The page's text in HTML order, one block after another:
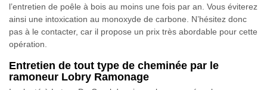
l’entretien de poêle à bois au moins une fois par an. Vous éviterez
ainsi une intoxication au monoxyde de carbone. N’hésitez donc
pas à le contacter, car il propose un prix très abordable pour cette
opération.
Entretien de tout type de cheminée par le
ramoneur Lobry Ramonage